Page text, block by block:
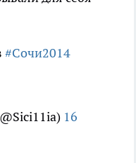
#Сочи2014
16